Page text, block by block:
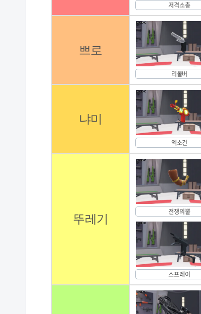
저격소총
쁘로
리볼버
냐미
엑소건
뚜레기
전쟁의뿔
스프레이